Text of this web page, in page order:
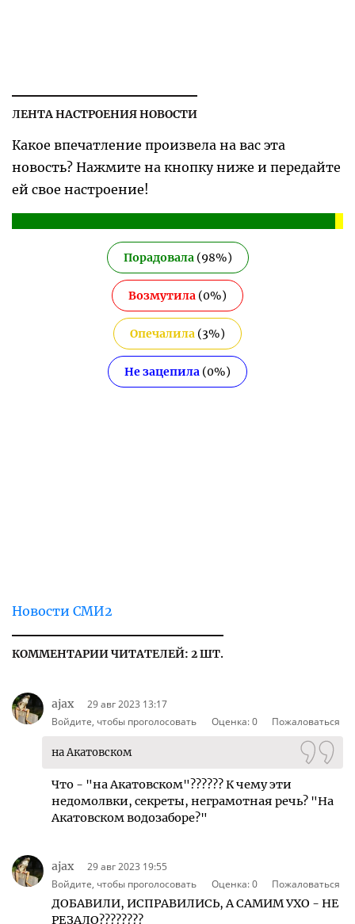
ЛЕНТА НАСТРОЕНИЯ НОВОСТИ
Какое впечатление произвела на вас эта
новость? Нажмите на кнопку ниже и передайте
ей свое настроение!
Порадовала(98%)
Возмутила (0%)
Опечалила (3%)
Не зацепила (0%)
Новости СМИ2
КОММЕНТАРИИ ЧИТАТЕЛЕЙ: 2 ШТ.
ajax
29 авг 2023 13:17
Войдите, чтобы проголосовать
Оценка:0 Пожаловаться
на Акатовском
Что - "на Акатовском"?????? К чему эти
недомолвки, секреты, неграмотная речь? "На
Акатовском водозаборе?"
ajax
29 авг 2023 19:55
Войдите, чтобы проголосовать
Оценка:0 Пожаловаться
ДОБАВИЛИ, ИСПРАВИЛИСЬ, А САМИМ УХО - НЕ
РЕЗАЛО????????